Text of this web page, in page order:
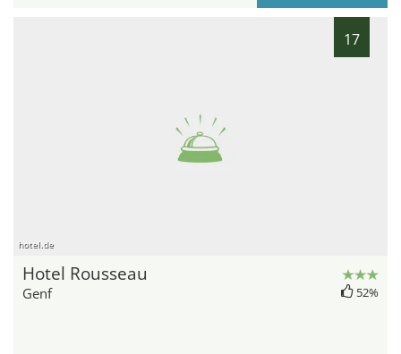
17
hotel.de
Hotel Rousseau
Genf 52%